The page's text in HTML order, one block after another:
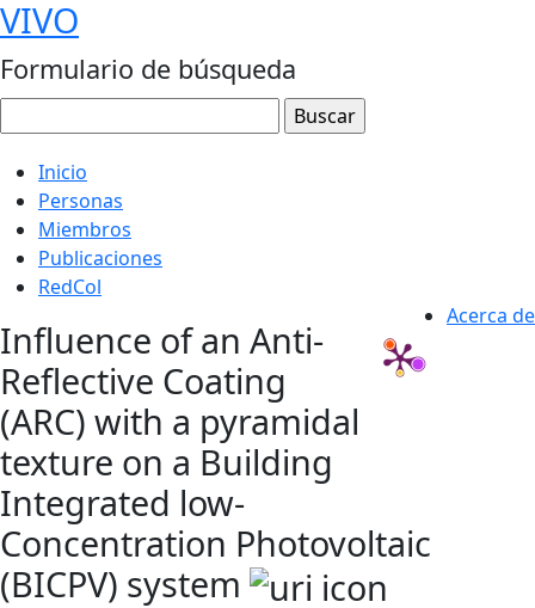
VIVO
Formulario de búsqueda
Inicio
Personas
Miembros
Publicaciones
RedCol
Acerca de
Influence of an Anti-
Reflective Coating
(ARC) with a pyramidal
texture on a Building
Integrated low-
Concentration Photovoltaic
(BICPV) system